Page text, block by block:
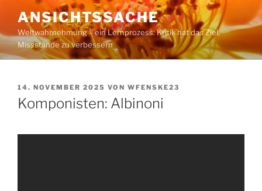
Inhalt
springen
ANSICHTSSACHE
Weltwahrnehmung – ein Lernprozess: Kritik hat das Ziel,
Missstände zu verbessern
VERÖFFENTLICHT
AM
14. NOVEMBER 2025 VON WFENSKE23
Komponisten: Albinoni